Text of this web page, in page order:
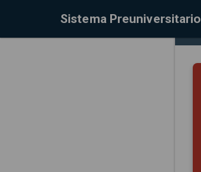
Sistema Preuniversitario